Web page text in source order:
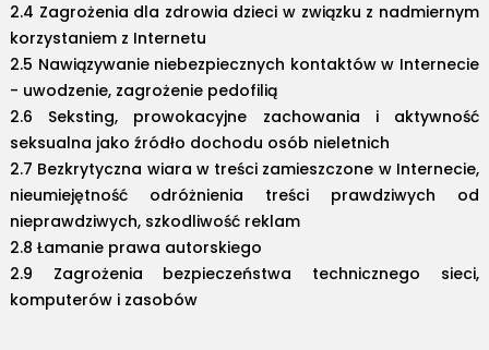
2.4 Zagrożenia dla zdrowia dzieci w związku z nadmiernym
korzystaniem z Internetu
2.5 Nawiązywanie niebezpiecznych kontaktów w Internecie
- uwodzenie, zagrożenie pedofilią
2.6 Seksting, prowokacyjne zachowania i aktywność
seksualna jako źródło dochodu osób nieletnich
2.7 Bezkrytyczna wiara w treści zamieszczone w Internecie,
nieumiejętność odróżnienia treści prawdziwych od
nieprawdziwych, szkodliwość reklam
2.8 Łamanie prawa autorskiego
2.9 Zagrożenia bezpieczeństwa technicznego sieci,
komputerów i zasobów